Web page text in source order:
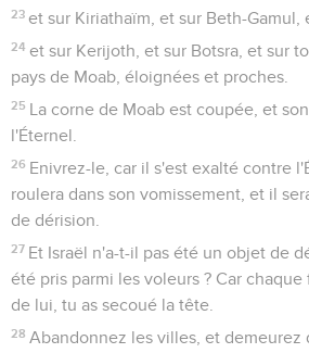
23 et sur Kiriathaïm, et sur Beth-Gamul,
24 et sur Kerijoth, et sur Botsra, et sur
pays de Moab, éloignées et proches.
25 La corne de Moab est coupée, et
l'Éternel.
26 Enivrez-le, car il s'est exalté contre
roulera dans son vomissement, et il
de dérision.
27 Et Israël n'a-t-il pas été un objet de
été pris parmi les voleurs ? Car
de lui, tu as secoué la tête.
28 Abandonnez les villes, et demeurez